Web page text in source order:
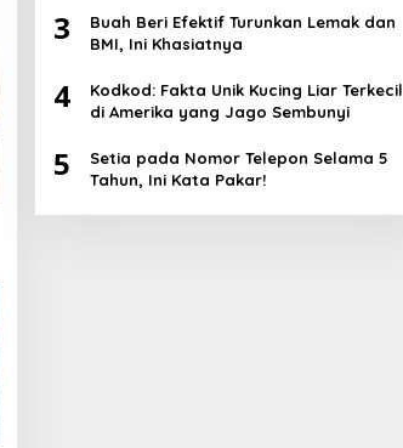
3
Buah Beri Efektif Turunkan Lemak dan
BMI, Ini Khasiatnya
4
Kodkod: Fakta Unik Kucing Liar Terkecil
di Amerika yang Jago Sembunyi
5
Setia pada Nomor Telepon Selama 5
Tahun, Ini Kata Pakar!